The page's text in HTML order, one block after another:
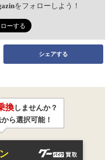
をフォローしよう！
シェアする
換しませんか？
ら選択可能！